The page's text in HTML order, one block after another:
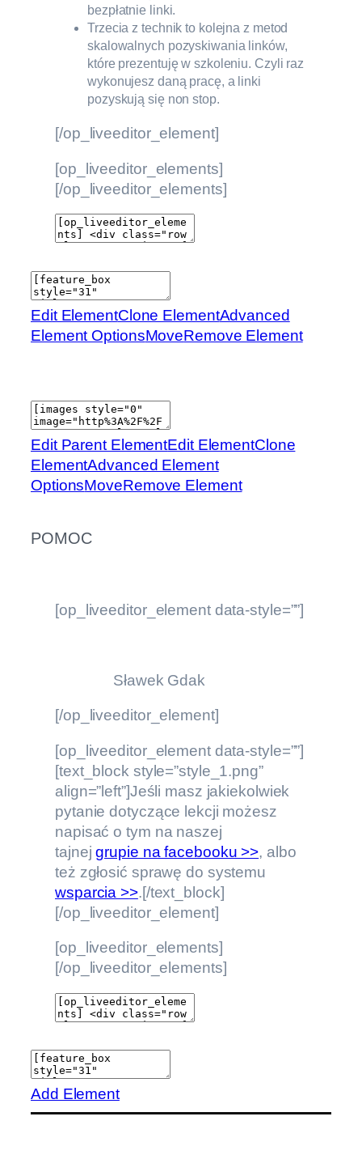
bezpłatnie linki.
Trzecia z technik to kolejna z metod
skalowalnych pozyskiwania linków,
które prezentuję w szkoleniu. Czyli raz
wykonujesz daną pracę, a linki
pozyskują się non stop.
[/op_liveeditor_element]
[op_liveeditor_elements]
[/op_liveeditor_elements]
Edit ElementClone ElementAdvanced
Element OptionsMoveRemove Element
Edit Parent ElementEdit ElementClone
ElementAdvanced Element
OptionsMoveRemove Element
POMOC
[op_liveeditor_element data-style=””]
Sławek Gdak
[/op_liveeditor_element]
[op_liveeditor_element data-style=””]
[text_block style=”style_1.png”
align=”left”]Jeśli masz jakiekolwiek
pytanie dotyczące lekcji możesz
napisać o tym na naszej
tajnejgrupie na facebooku >>, albo
też zgłosić sprawę do systemu
wsparcia >>.[/text_block]
[/op_liveeditor_element]
[op_liveeditor_elements]
[/op_liveeditor_elements]
Add Element